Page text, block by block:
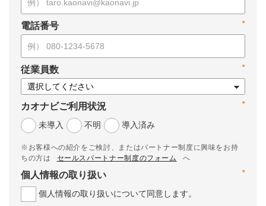
*
電話番号
*
従業員数
*
カオナビご利用状況
未導入
不明 導入済み
※お客様への紹介をご検討、またはパートナー制度に興味をお持
ちの方は
セールスパートナー制度のフォーム
へ
*
個人情報の取り扱い
個人情報の取り扱いについて同意します。